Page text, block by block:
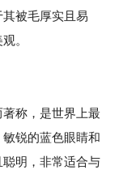
被毛厚实且易
。
称，是世界上最
锐的蓝色眼睛和
明，非常适合与